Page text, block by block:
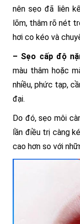
nên sẹo đã liên
lõm, thâm rõ nét
hơi co kéo và
– Sẹo cấp độ
màu thâm hoặc
nhiều, phức tạp,
đại.
Do đó, sẹo môi
lần điều trị càng
cao hơn so với